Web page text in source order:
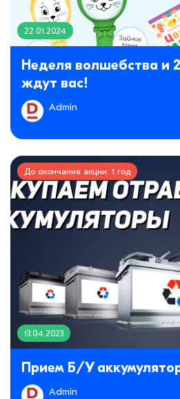
22.01.2024
Неделя волшебства и
ждут вас!
Admin
До окончания акции: 1 год
13.04.2023
Прием Б/У
Admin